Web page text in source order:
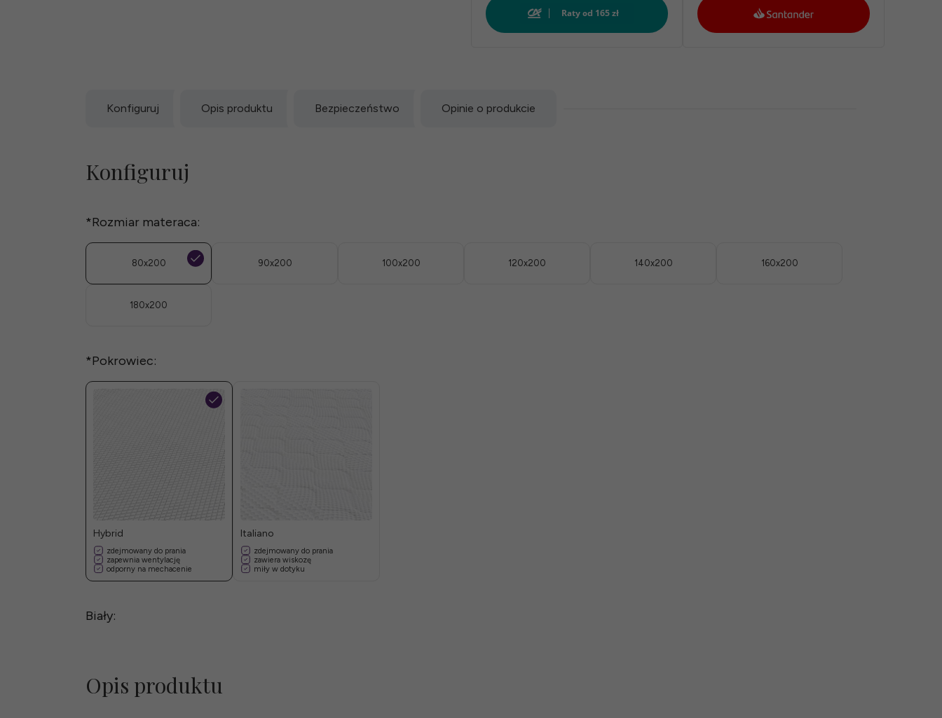
Konfiguruj Opis produktu Bezpieczeństwo Opinie o produkcie
Konfiguruj
*Rozmiar materaca:
80x200 90x200 100x200 120x200 140x200 160x200
180x200
*Pokrowiec:
Hybrid
zdejmowany do prania
zapewnia wentylację
odporny na mechacenie
Italiano
zdejmowany do prania
zawiera wiskozę
miły w dotyku
Biały:
Opis produktu